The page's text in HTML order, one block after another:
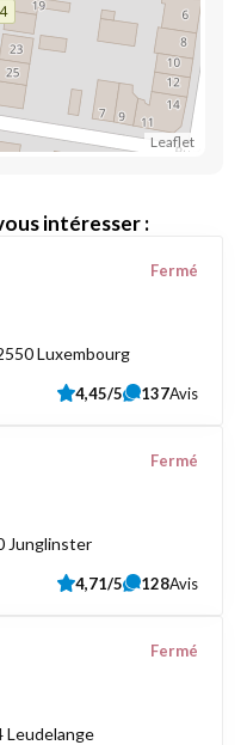
Leaflet
intéresser :
Luxembourg
Fermé
4,45/5 137Avis
Junglinster
Fermé
4,71/5 128Avis
Leudelange
Fermé